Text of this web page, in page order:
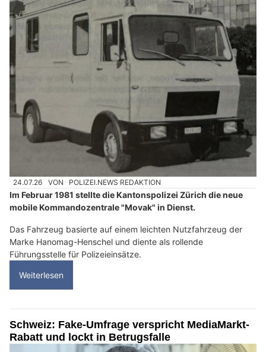
24.07.26 VON POLIZEI.NEWS REDAKTION
Im Februar 1981 stellte die Kantonspolizei Zürich die neue
mobile Kommandozentrale "Movak" in Dienst.
Das Fahrzeug basierte auf einem leichten Nutzfahrzeug der
Marke Hanomag-Henschel und diente als rollende
Führungsstelle für Polizeieinsätze.
Weiterlesen
Schweiz: Fake-Umfrage verspricht MediaMarkt-
Rabatt und lockt in Betrugsfalle